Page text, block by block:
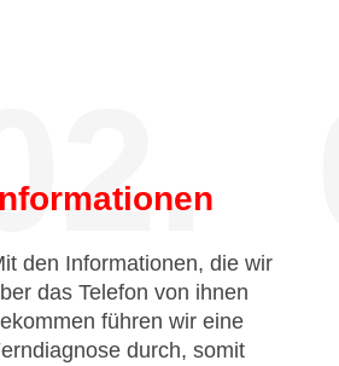
den Informationen, die wir
das Telefon von ihnen
führen wir eine
durch, somit